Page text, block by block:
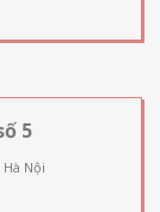
5
Nội